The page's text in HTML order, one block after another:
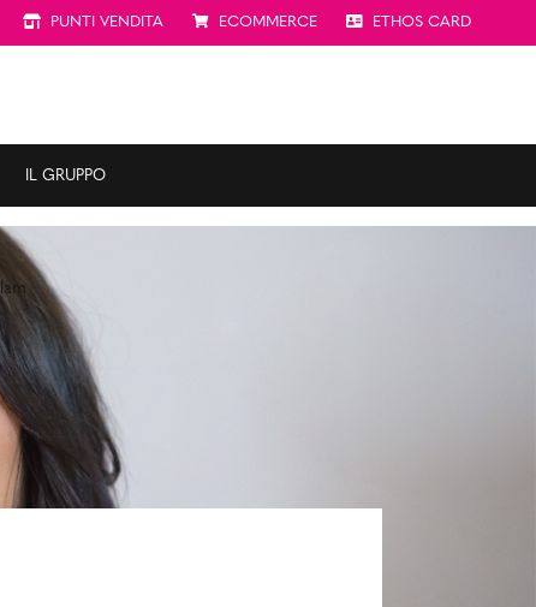
PUNTI VENDITA ECOMMERCE ETHOS CARD
IL GRUPPO